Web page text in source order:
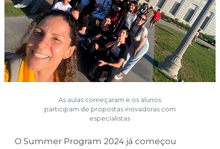
As aulas começaram e os alunos
participam de propostas inovadoras com
especialistas
O Summer Program 2024 já começou